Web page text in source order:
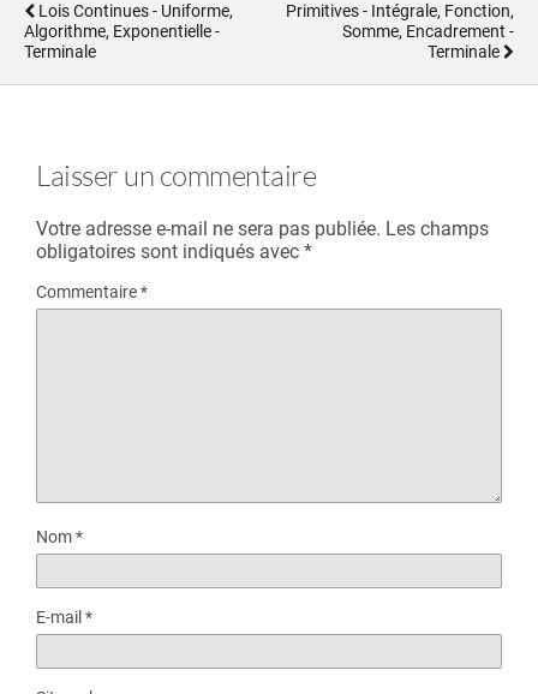
Lois Continues - Uniforme,
Algorithme, Exponentielle -
Terminale
Primitives - Intégrale, Fonction,
Somme, Encadrement -
Terminale
Laisser un commentaire
Votre adresse e-mail ne sera pas publiée. Les champs
obligatoires sont indiqués avec *
Commentaire*
Nom*
E-mail *